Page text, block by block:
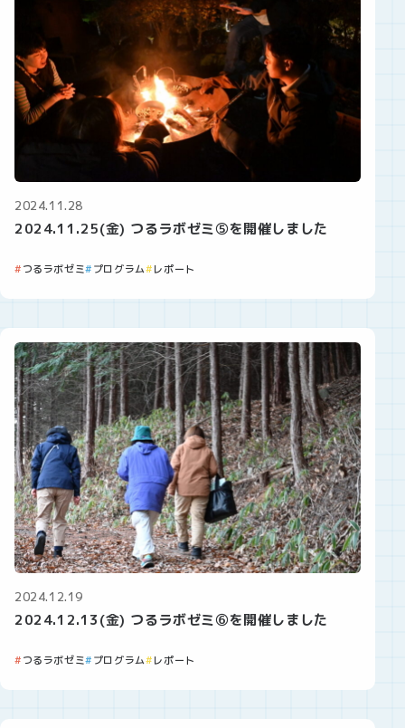
2024.11.28
2024.11.25(金) つるラボゼミ⑤を開催しました
つるラボゼミ プログラム レポート
2024.12.19
2024.12.13(金) つるラボゼミ⑥を開催しました
つるラボゼミ プログラム レポート